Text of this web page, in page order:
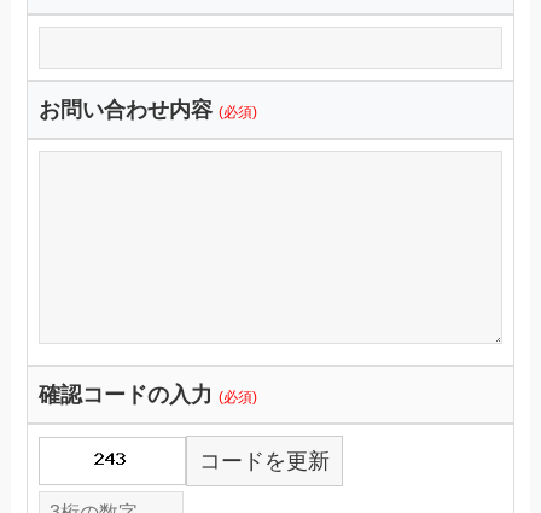
お問い合わせ内容 (必須)
確認コードの入力(必須)
コードを更新